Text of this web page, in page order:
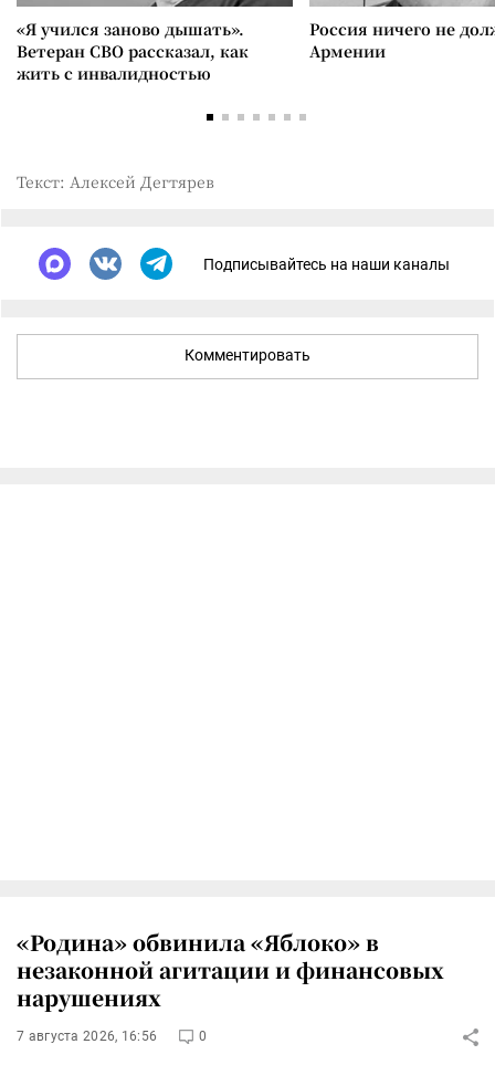
«Я учился заново дышать».
Ветеран СВО рассказал, как
жить с инвалидностью
Россия ничего не
Армении
Текст: Алексей Дегтярев
Подписывайтесь на наши каналы
Комментировать
«Родина» обвинила «Яблоко» в
незаконной агитации и финансовых
нарушениях
7 августа 2026, 16:56 0